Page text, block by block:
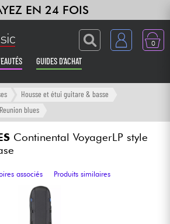
EN 24 FOIS
0
GUIDES D'ACHAT
Housse et étui guitare & basse
Reunion blues
Continental VoyagerLP style
associés
Produits similaires